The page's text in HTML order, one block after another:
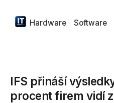
Hardware Software
IFS přináší
procent firem vidí